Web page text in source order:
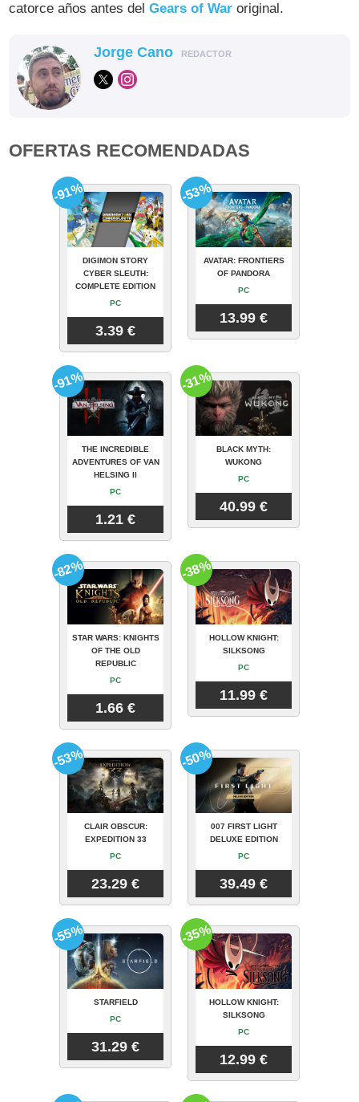
catorce años antes delGears of War original.
Jorge Cano REDACTOR
OFERTAS RECOMENDADAS
DIGIMON STORY
CYBER SLEUTH:
COMPLETE EDITION
PC
3.39 €
-91%
AVATAR: FRONTIERS
OF PANDORA
PC
13.99 €
-53%
THE INCREDIBLE
ADVENTURES OF VAN
HELSING II
PC
1.21 €
-91%
BLACK MYTH:
WUKONG
PC
40.99 €
-31%
STAR WARS: KNIGHTS
OF THE OLD
REPUBLIC
PC
1.66 €
-82%
HOLLOW KNIGHT:
SILKSONG
PC
11.99 €
-38%
CLAIR OBSCUR:
EXPEDITION 33
PC
23.29 €
-53%
007 FIRST LIGHT
DELUXE EDITION
PC
39.49 €
-50%
STARFIELD
PC
31.29 €
-55%
HOLLOW KNIGHT:
SILKSONG
PC
12.99 €
-35%